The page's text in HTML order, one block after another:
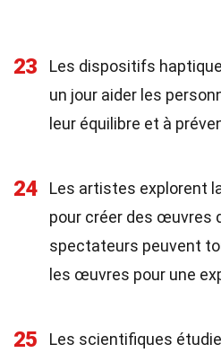
23
Les dispositifs
un jour aider les
leur équilibre et à
24
Les artistes explorent
pour créer des œuvres
spectateurs peuvent
les œuvres pour une
25
Les scientifiques